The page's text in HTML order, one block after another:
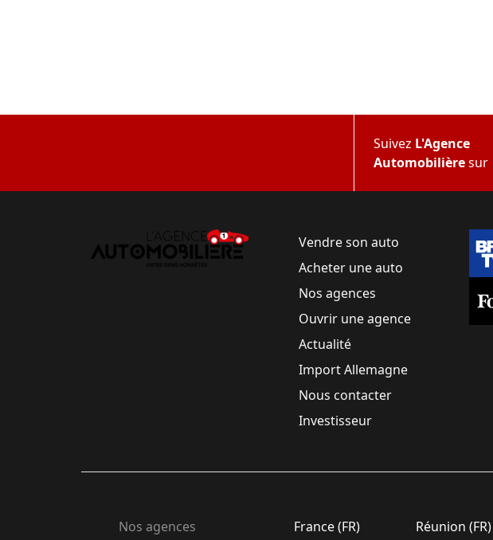
Suivez L'Agence
Automobilièresur
Vendre son auto
Acheter une auto
Nos agences
Ouvrir une agence
Actualité
Import Allemagne
Nous contacter
Investisseur
Nos agences France (FR) Réunion (FR)